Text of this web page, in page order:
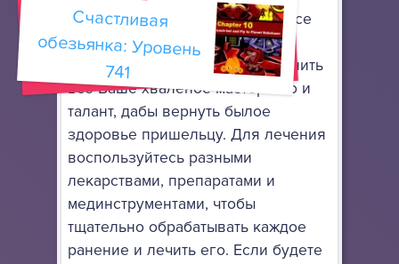
схватке с капитаном Смеком. Все
его тело покрыто ужасными
ранами, и теперь нужно применить
все Ваше хваленое мастерство и
талант, дабы вернуть былое
здоровье пришельцу. Для лечения
воспользуйтесь разными
лекарствами, препаратами и
мединструментами, чтобы
тщательно обрабатывать каждое
ранение и лечить его. Если будете
Счастливая
обезьянка: Уровень
741